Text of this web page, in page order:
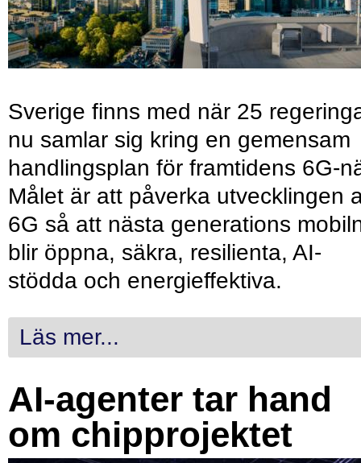
Sverige finns med när 25
nu samlar sig kring en gemensam
handlingsplan för framtidens 6G-
Målet är att påverka utvecklingen
6G så att nästa generations
blir öppna, säkra, resilienta, AI-
stödda och energieffektiva.
Läs mer...
AI-agenter tar hand
om chipprojektet